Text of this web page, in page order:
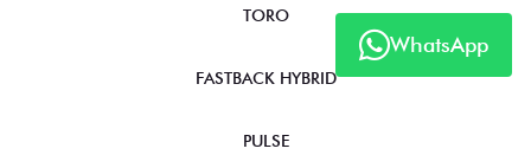
WhatsApp
TORO
FASTBACK HYBRID
PULSE